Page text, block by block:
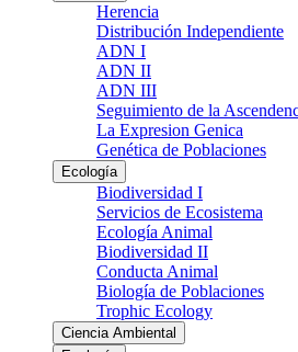
Herencia
Distribución Independiente
ADN I
ADN II
ADN III
Seguimiento de la
La Expresion Genica
Genética de Poblaciones
Ecología
Biodiversidad I
Servicios de Ecosistema
Ecología Animal
Biodiversidad II
Conducta Animal
Biología de Poblaciones
Trophic Ecology
Ciencia Ambiental